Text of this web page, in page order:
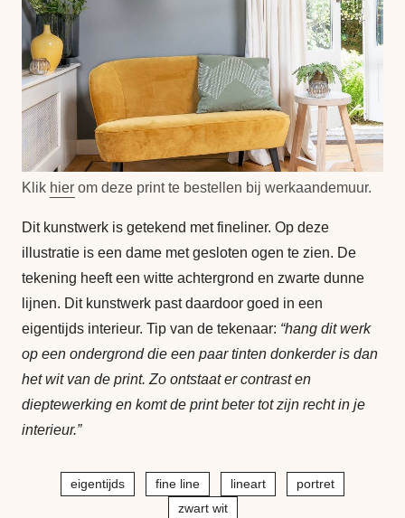
Klik hier om deze print te bestellen bij werkaandemuur.
Dit kunstwerk is getekend met fineliner. Op deze
illustratie is een dame met gesloten ogen te zien. De
tekening heeft een witte achtergrond en zwarte dunne
lijnen. Dit kunstwerk past daardoor goed in een
eigentijds interieur. Tip van de tekenaar: “hang dit werk
op een ondergrond die een paar tinten donkerder is dan
het wit van de print. Zo ontstaat er contrast en
dieptewerking en komt de print beter tot zijn recht in je
interieur.”
eigentijds fine line lineart
portret
zwart wit